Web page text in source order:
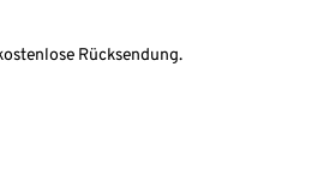
Rücksendung.